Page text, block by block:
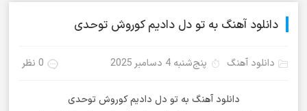
دانلود آهنگ به تو دل دادیم کوروش توحدی
دانلود آهنگ پنج‌شنبه 4 دسامبر 2025 0 نظر
دانلود آهنگ به تو دل دادیم کوروش توحدی